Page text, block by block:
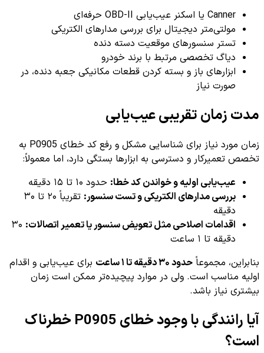
Canner یا اسکنر عیب‌یابی OBD-II حرفه‌ای
مولتی‌متر دیجیتال برای بررسی مدارهای الکتریکی
تستر سنسورهای موقعیت دسته دنده
دیاگ تخصصی مرتبط با برند خودرو
ابزارهای باز و بسته کردن قطعات مکانیکی جعبه دنده، در
صورت نیاز
مدت زمان تقریبی عیب‌یابی
زمان مورد نیاز برای شناسایی مشکل و رفع کد خطای P0905 به
تخصص تعمیرکار و دسترسی به ابزارها بستگی دارد، اما معمولاً:
عیب‌یابی اولیه و خواندن کد خطا: حدود ۱۰ تا ۱۵ دقیقه
بررسی مدارهای الکتریکی و تست سنسور:
تقریباً ۲۰ تا ۳۰
دقیقه
اقدامات اصلاحی مثل تعویض سنسور یا تعمیر اتصالات: ۳۰
دقیقه تا ۱ ساعت
بنابراین، مجموعاً حدود ۳۰ دقیقه تا ۱ ساعت
برای عیب‌یابی و اقدام
اولیه مناسب است. ولی در موارد پیچیده‌تر ممکن است زمان
بیشتری نیاز باشد.
آیا رانندگی با وجود خطای P0905 خطرناک
است؟